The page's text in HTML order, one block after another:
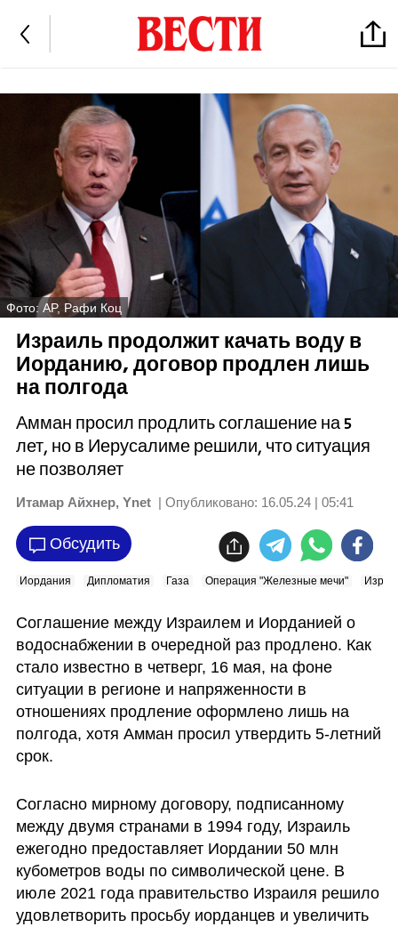
Фото: AP, Рафи Коц
Израиль продолжит качать воду в
Иорданию, договор продлен лишь
на полгода
Амман просил продлить соглашение на 5
лет, но в Иерусалиме решили, что ситуация
не позволяет
Итамар Айхнер, Ynet | Опубликовано: 16.05.24 | 05:41
Обсудить
Иордания Дипломатия Газа Операция "Железные мечи"
Соглашение между Израилем и Иорданией о
водоснабжении в очередной раз продлено. Как
стало известно в четверг, 16 мая, на фоне
ситуации в регионе и напряженности в
отношениях продление оформлено лишь на
полгода, хотя Амман просил утвердить 5-летний
срок.
Согласно мирному договору, подписанному
между двумя странами в 1994 году, Израиль
ежегодно предоставляет Иордании 50 млн
кубометров воды по символической цене. В
июле 2021 года правительство Израиля решило
удовлетворить просьбу иорданцев и увеличить